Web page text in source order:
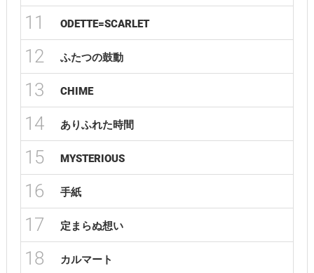
11 ODETTE=SCARLET
12 ふたつの鼓動
13 CHIME
14 ありふれた時間
15 MYSTERIOUS
16 手紙
17 定まらぬ想い
18 カルマート